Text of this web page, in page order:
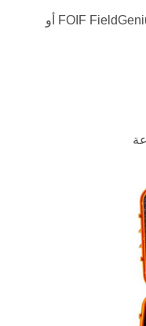
E. يمكن تشغيلها مع جامع البيانات ، FOIF FieldGenius أو